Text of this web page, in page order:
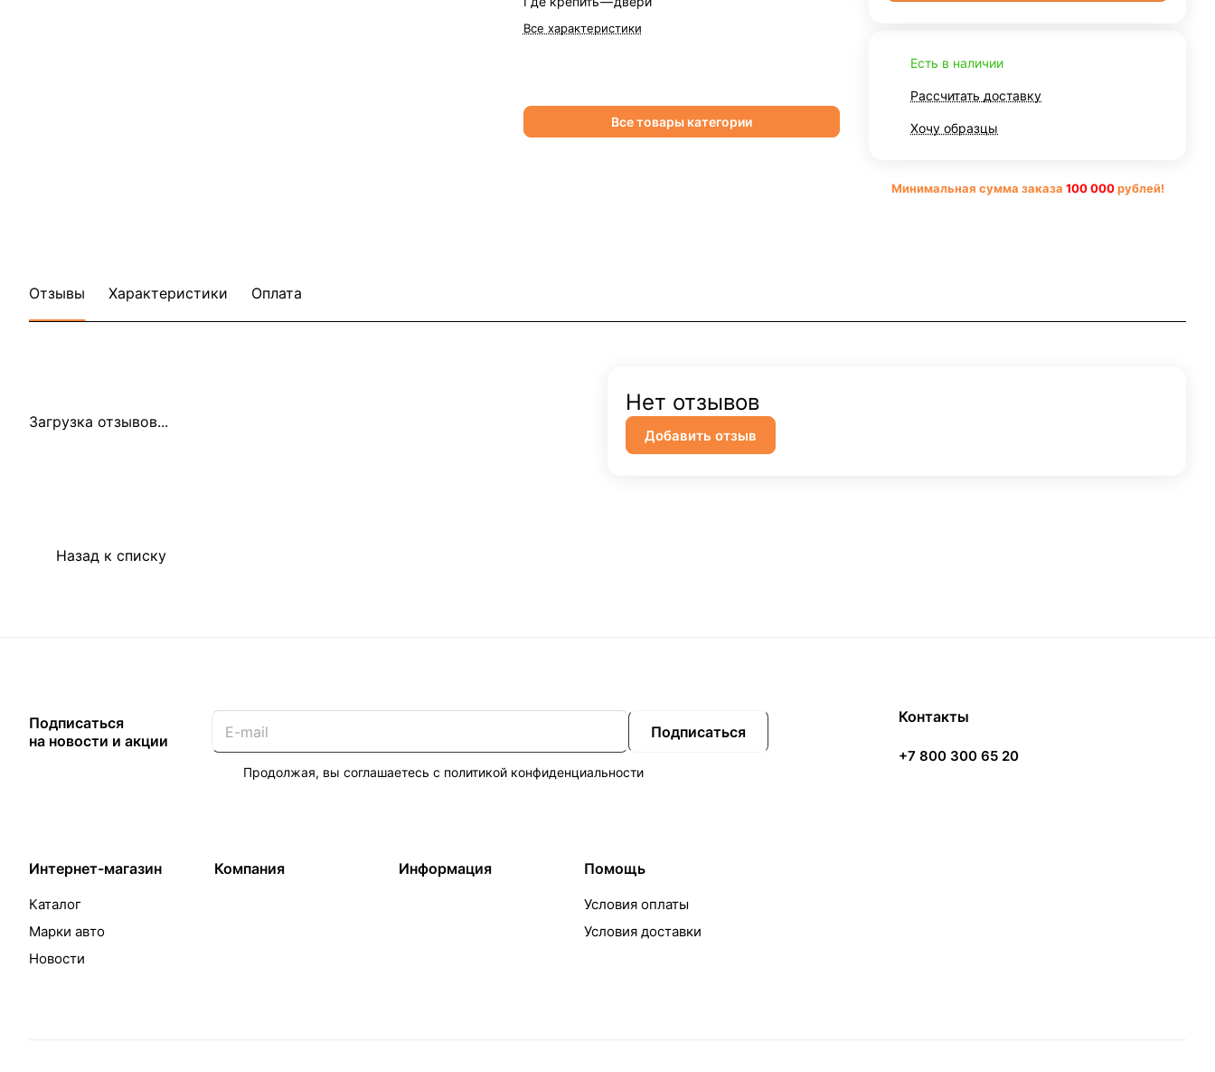
Все характеристики
Все товары категории
Есть в наличии
Рассчитать доставку
Хочу образцы
Минимальная сумма заказа 100 000рублей!
Отзывы Характеристики Оплата
Загрузка отзывов...
Нет отзывов
Добавить отзыв
Назад к списку
Подписаться
на новости и акции
Подписаться
Продолжая, вы соглашаетесь с политикой конфиденциальности
Интернет-магазин
Каталог
Марки авто
Новости
Компания Информация Помощь
Условия оплаты
Условия доставки
Контакты
+7 800 300 65 20